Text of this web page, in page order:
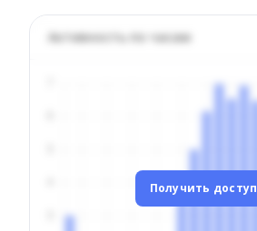
Активность по часам
Получить доступ